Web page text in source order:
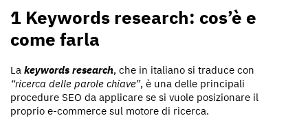
1 Keywords research: cos’è e
come farla
La keywords research, che in italiano si traduce con
“ricerca delle parole chiave”, è una delle principali
procedure SEO da applicare se si vuole posizionare il
proprio e-commerce sul motore di ricerca.